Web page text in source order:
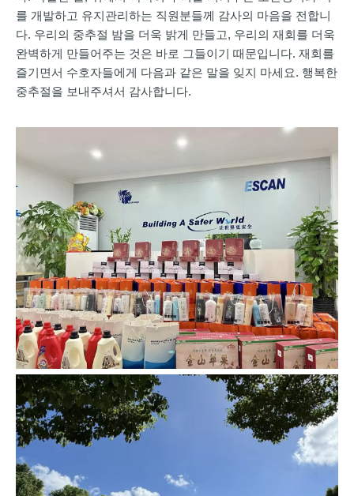
를 개발하고 유지관리하는 직원분들께 감사의 마음을 전합니
다. 우리의 중추절 밤을 더욱 밝게 만들고, 우리의 재회를 더욱
완벽하게 만들어주는 것은 바로 그들이기 때문입니다. 재회를
즐기면서 수호자들에게 다음과 같은 말을 잊지 마세요. 행복한
중추절을 보내주셔서 감사합니다.